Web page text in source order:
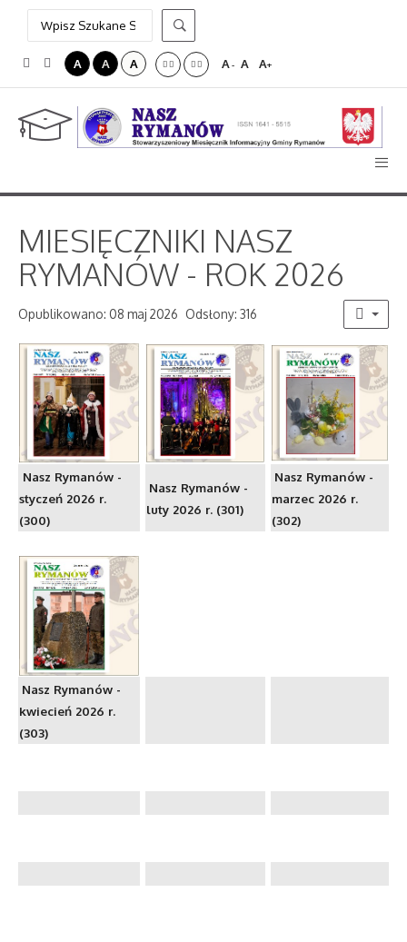
A A A A- A A+
MIESIĘCZNIKI NASZ
RYMANÓW - ROK 2026
Opublikowano: 08 maj 2026 Odsłony: 316
Nasz Rymanów -
styczeń 2026 r.
(300)
Nasz Rymanów -
luty 2026 r. (301)
Nasz Rymanów -
marzec 2026 r.
(302)
Nasz Rymanów -
kwiecień 2026 r.
(303)